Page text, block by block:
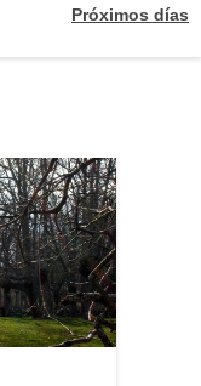
Próximos días